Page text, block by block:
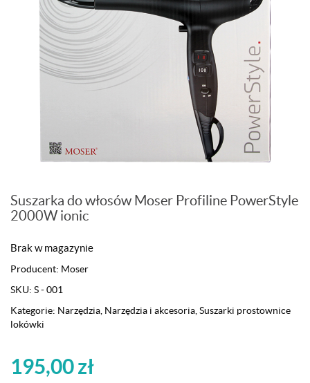
Suszarka do włosów Moser Profiline PowerStyle
2000W ionic
Brak w magazynie
Producent: Moser
SKU: S - 001
Kategorie: Narzędzia Narzędzia i akcesoria Suszarki prostownice
lokówki
195,00zł